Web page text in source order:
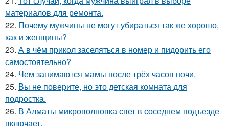
материалов для ремонта.
22. Почему мужчины не могут убираться так же хорошо,
как и женщины?
23. А в чём прикол заселяться в номер и пидорить его
самостоятельно?
24. Чем занимаются мамы после трёх часов ночи.
25. Вы не поверите, но это детская комната для
подростка.
26. В Алматы микроволновка свет в соседнем подъезде
включает.